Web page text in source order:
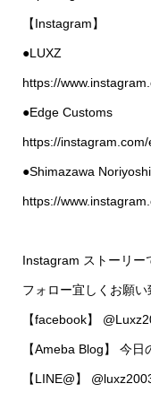
【Instagram】
●LUXZ
https://
●Edge Customs
https://
●Shimazawa Noriyoshi
https://
Instagram ストーリー
フォロー宜しくお願い
【facebook】
【Ameba Blog】 今
【LINE@】